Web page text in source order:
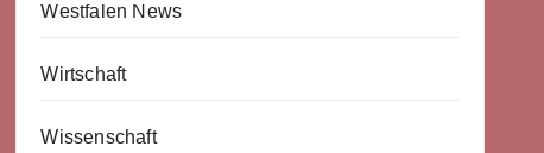
Westfalen News
Wirtschaft
Wissenschaft